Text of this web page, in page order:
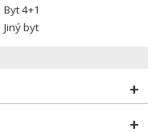
Byt 4+1
Jiný byt